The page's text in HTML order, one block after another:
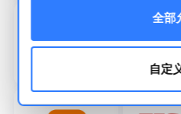
全部
自定